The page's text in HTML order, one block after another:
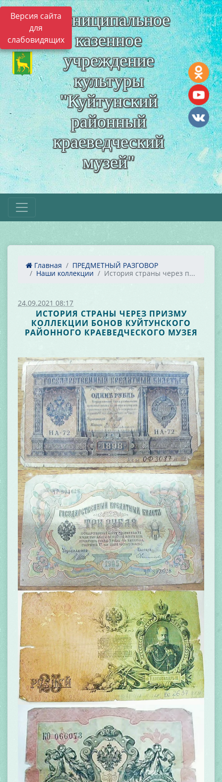
Версия сайта
для
слабовидящих
Муниципальное
казенное
учреждение
культуры
"Куйтунский
районный
краеведческий
музей"
Главная
ПРЕДМЕТНЫЙ РАЗГОВОР
Наши коллекции
История страны через п...
24.09.2021 08:17
ИСТОРИЯ СТРАНЫ ЧЕРЕЗ ПРИЗМУ
КОЛЛЕКЦИИ БОНОВ КУЙТУНСКОГО
РАЙОННОГО КРАЕВЕДЧЕСКОГО МУЗЕЯ